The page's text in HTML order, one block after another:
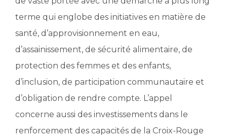
terme qui englobe des initiatives en matière de
santé, d’approvisionnement en eau,
d’assainissement, de sécurité alimentaire, de
protection des femmes et des enfants,
d’inclusion, de participation communautaire et
d’obligation de rendre compte. L’appel
concerne aussi des investissements dans le
renforcement des capacités de la Croix-Rouge